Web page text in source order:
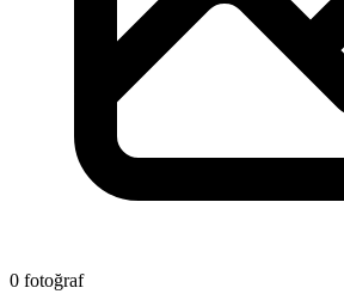
0 fotoğraf